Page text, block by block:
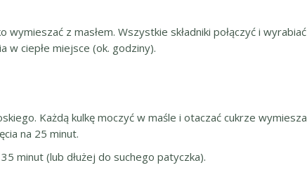
z masłem. Wszystkie składniki połączyć i
w ciepłe miejsce (ok. godziny).
Każdą kulkę moczyć w maśle i otaczać cukrze
na 25 minut.
minut (lub dłużej do suchego patyczka).